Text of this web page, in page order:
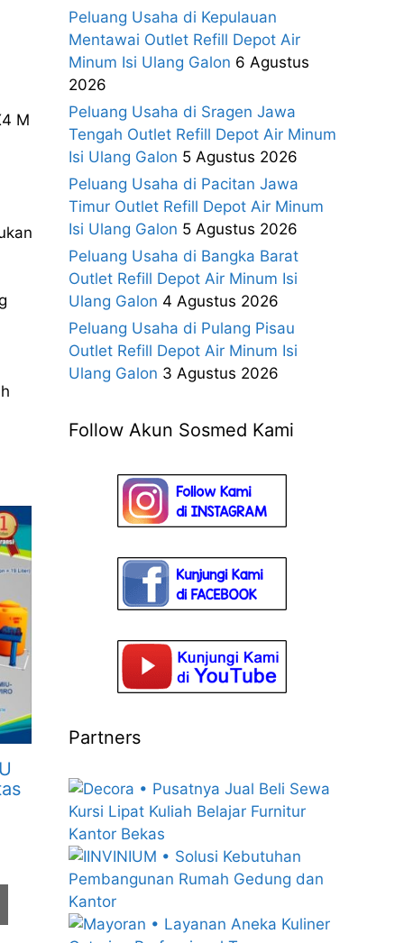
M
Peluang Usaha di Kepulauan
Mentawai Outlet Refill Depot Air
Minum Isi Ulang Galon 6 Agustus
2026
Peluang Usaha di Sragen Jawa
Tengah Outlet Refill Depot Air Minum
Isi Ulang Galon 5 Agustus 2026
Peluang Usaha di Pacitan Jawa
Timur Outlet Refill Depot Air Minum
Isi Ulang Galon 5 Agustus 2026
Peluang Usaha di Bangka Barat
Outlet Refill Depot Air Minum Isi
Ulang Galon 4 Agustus 2026
Peluang Usaha di Pulang Pisau
Outlet Refill Depot Air Minum Isi
Ulang Galon 3 Agustus 2026
Follow Akun Sosmed Kami
Partners